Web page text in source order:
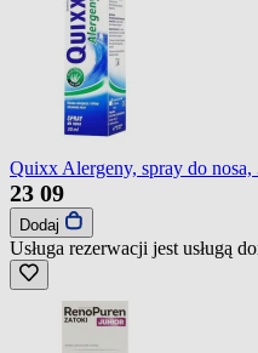
Quixx Alergeny, spray do nosa,
23 09
Dodaj
Usługa rezerwacji jest usługą